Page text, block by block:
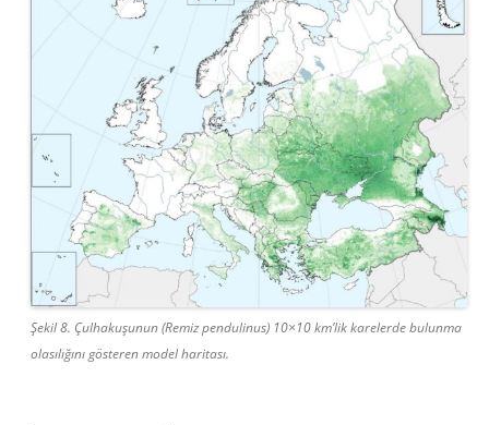
Şekil 8. Çulhakuşunun (Remiz pendulinus) 10×10 km’lik karelerde bulunma
olasılığını gösteren model haritası.